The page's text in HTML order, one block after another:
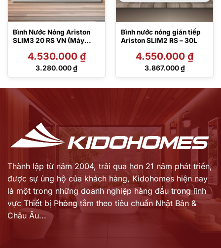
Bình Nước Nóng Ariston
SLIM3 20 RS VN (Máy
SL3 RS 20L VN) Gián Tiếp
Ngang 2500W
4.530.000₫
Giá
3.280.000₫
Giá
Bình nước nóng gián tiếp
Ariston SLIM2 RS – 30L
4.550.000₫
Giá
4.550.000 ₫.
3.867.000₫
Giá
3.867.000 ₫.
Thành lập từ năm 2004, trải qua hơn 21 năm phát triển,
được sự ủng hộ của khách hàng, Kidohomes hiện nay
là một trong những doanh nghiệp hàng đầu trong lĩnh
vực Thiết bị Phòng tắm theo tiêu chuẩn Nhật Bản &
Châu Âu...